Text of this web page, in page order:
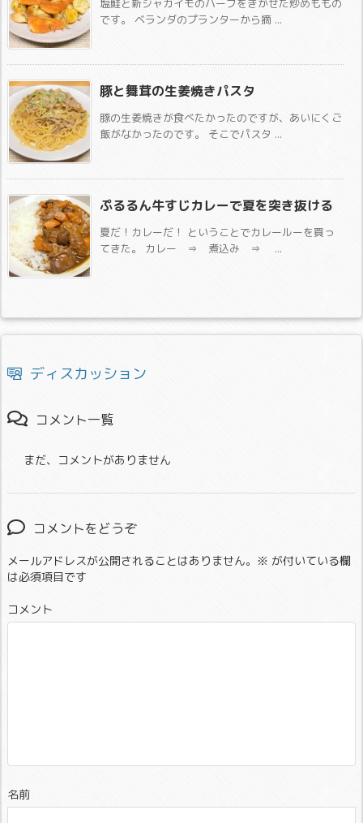
塩鮭と新ジャガイモのハーブをきかせた炒めももの
です。 ベランダのプランターから摘 ...
豚と舞茸の生姜焼きパスタ
豚の生姜焼きが食べたかったのですが、あいにくご
飯がなかったのです。 そこでパスタ ...
ぷるるん牛すじカレーで夏を突き抜ける
夏だ！カレーだ！ ということでカレールーを買っ
てきた。 カレー ⇒ 煮込み ⇒ ...
ディスカッション
コメント一覧
まだ、コメントがありません
コメントをどうぞ
メールアドレスが公開されることはありません。 ※ が付いている欄
は必須項目です
コメント
名前